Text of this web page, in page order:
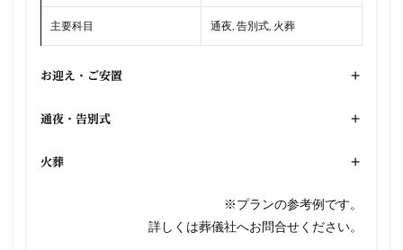
主要科目 通夜, 告別式, 火葬
お迎え・ご安置 +
通夜・告別式 +
火葬 +
※プランの参考例です。
詳しくは葬儀社へお問合せください。